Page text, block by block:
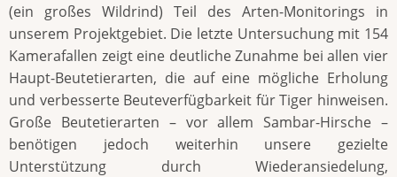
(ein großes Wildrind) Teil des Arten-Monitorings in
unserem Projektgebiet. Die letzte Untersuchung mit 154
Kamerafallen zeigt eine deutliche Zunahme bei allen vier
Haupt-Beutetierarten, die auf eine mögliche Erholung
und verbesserte Beuteverfügbarkeit für Tiger hinweisen.
Große Beutetierarten – vor allem Sambar-Hirsche –
benötigen jedoch weiterhin unsere gezielte
Unterstützung durch Wiederansiedelung,